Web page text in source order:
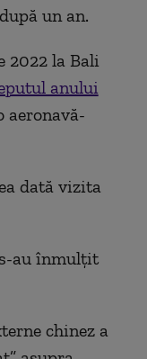
un an.
2022 la Bali
anului
aeronavă-
dată vizita
au înmulţit
chinez a